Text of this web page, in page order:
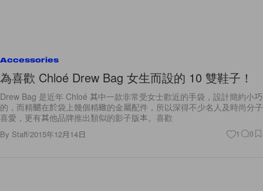
Accessories
為喜歡 Chloé Drew Bag 女生而設的 10 雙鞋子！
Drew Bag 是近年 Chloé 其中一款非常受女士歡近的手袋，設計簡約小巧
的，而精髓在於袋上幾個精緻的金屬配件，所以深得不少名人及時尚分子
喜愛，更有其他品牌推出類似的影子版本。喜歡
By Staff/2015年12月14日 1 0